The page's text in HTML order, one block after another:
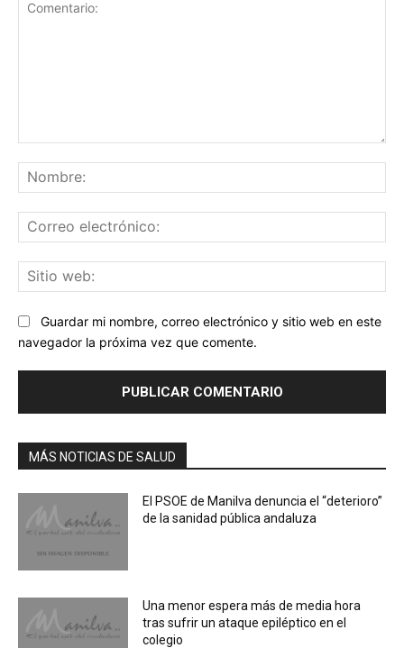
Guardar mi nombre, correo electrónico y sitio web en este
navegador la próxima vez que comente.
MÁS NOTICIAS DE SALUD
El PSOE de Manilva denuncia el “deterioro”
de la sanidad pública andaluza
Una menor espera más de media hora
tras sufrir un ataque epiléptico en el
colegio